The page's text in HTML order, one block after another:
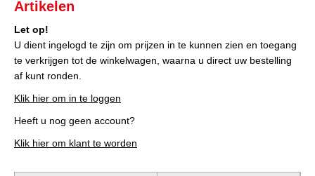
Artikelen
Let op!
U dient ingelogd te zijn om prijzen in te kunnen zien en toegang
te verkrijgen tot de winkelwagen, waarna u direct uw bestelling
af kunt ronden.
Klik hier om in te loggen
Heeft u nog geen account?
Klik hier om klant te worden